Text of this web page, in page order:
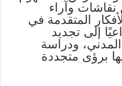
نقاشات وآراء
المتقدمة في
إلى تجديد
ودراسة
برؤى متجددة